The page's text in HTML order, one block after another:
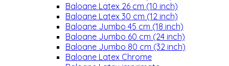
Baloane Latex 26 cm (10 inch)
Baloane Latex 30 cm (12 inch)
Baloane Jumbo 45 cm (18 inch)
Baloane Jumbo 60 cm (24 inch)
Baloane Jumbo 80 cm (32 inch)
Baloane Latex Chrome